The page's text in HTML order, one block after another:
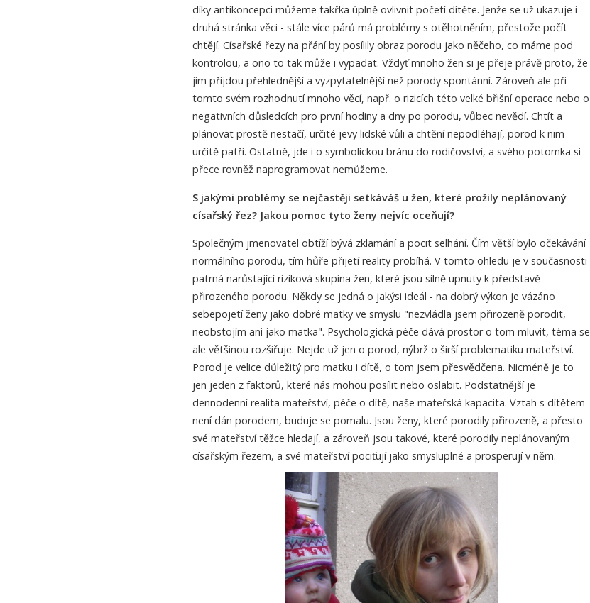
díky antikoncepci můžeme takřka úplně ovlivnit početí dítěte. Jenže se už ukazuje i
druhá stránka věci - stále více párů má problémy s otěhotněním, přestože počít
chtějí. Císařské řezy na přání by posílily obraz porodu jako něčeho, co máme pod
kontrolou, a ono to tak může i vypadat. Vždyť mnoho žen si je přeje právě proto, že
jim přijdou přehlednější a vyzpytatelnější než porody spontánní. Zároveň ale při
tomto svém rozhodnutí mnoho věcí, např. o rizicích této velké břišní operace nebo o
negativních důsledcích pro první hodiny a dny po porodu, vůbec nevědí. Chtít a
plánovat prostě nestačí, určité jevy lidské vůli a chtění nepodléhají, porod k nim
určitě patří. Ostatně, jde i o symbolickou bránu do rodičovství, a svého potomka si
přece rovněž naprogramovat nemůžeme.
S jakými problémy se nejčastěji setkáváš u žen, které prožily neplánovaný
císařský řez? Jakou pomoc tyto ženy nejvíc oceňují?
Společným jmenovatel obtíží bývá zklamání a pocit selhání. Čím větší bylo očekávání
normálního porodu, tím hůře přijetí reality probíhá. V tomto ohledu je v současnosti
patrná narůstající riziková skupina žen, které jsou silně upnuty k představě
přirozeného porodu. Někdy se jedná o jakýsi ideál - na dobrý výkon je vázáno
sebepojetí ženy jako dobré matky ve smyslu "nezvládla jsem přirozeně porodit,
neobstojím ani jako matka". Psychologická péče dává prostor o tom mluvit, téma se
ale většinou rozšiřuje. Nejde už jen o porod, nýbrž o širší problematiku mateřství.
Porod je velice důležitý pro matku i dítě, o tom jsem přesvědčena. Nicméně je to
jen jeden z faktorů, které nás mohou posílit nebo oslabit. Podstatnější je
dennodenní realita mateřství, péče o dítě, naše mateřská kapacita. Vztah s dítětem
není dán porodem, buduje se pomalu. Jsou ženy, které porodily přirozeně, a přesto
své mateřství těžce hledají, a zároveň jsou takové, které porodily neplánovaným
císařským řezem, a své mateřství pociťují jako smysluplné a prosperují v něm.